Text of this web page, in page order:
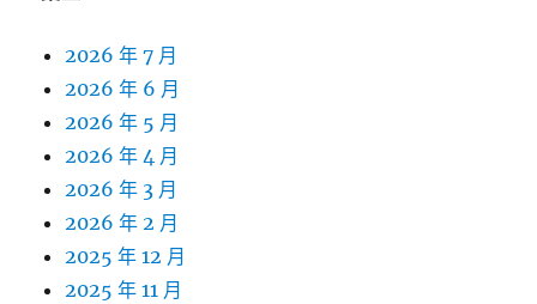
2026 年 7 月
2026 年 6 月
2026 年 5 月
2026 年 4 月
2026 年 3 月
2026 年 2 月
2025 年 12 月
2025 年 11 月